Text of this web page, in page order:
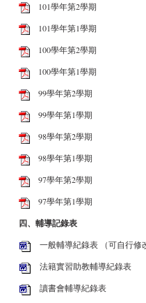
101學年第2學期
101學年第1學期
100學年第2學期
100學年第1學期
99學年第2學期
99學年第1學期
98學年第2學期
98學年第1學期
97學年第2學期
97學年第1學期
四、輔導記錄表
一般輔導紀錄表
（可自行修
法籍實習助教輔導紀錄表
讀書會輔導紀錄表